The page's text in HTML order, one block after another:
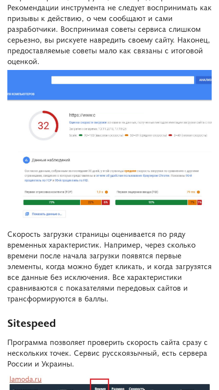
Рекомендации инструмента не следует воспринимать как
призывы к действию, о чем сообщают и сами
разработчики. Воспринимая советы сервиса слишком
серьезно, вы рискуете навредить своему сайту. Наконец,
предоставляемые советы мало как связаны с итоговой
оценкой.
Скорость загрузки страницы оценивается по ряду
временных характеристик. Например, через сколько
времени после начала загрузки появятся первые
элементы, когда можно будет кликать, и когда загрузятся
все данные без исключения. Все характеристики
сравниваются с показателями передовых сайтов и
трансформируются в баллы.
Sitespeed
Программа позволяет проверить скорость сайта сразу с
нескольких точек. Сервис русскоязычный, есть сервера
России и Украины.